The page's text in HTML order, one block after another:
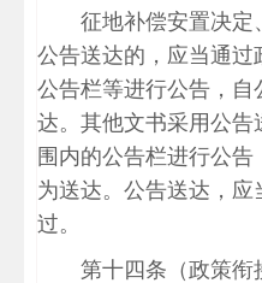
征地补偿安置决定
公告送达的，应当通
公告栏等进行公告，自
达。其他文书采用公
围内的公告栏进行公
为送达。公告送达，
过。
第十四条（政策衔